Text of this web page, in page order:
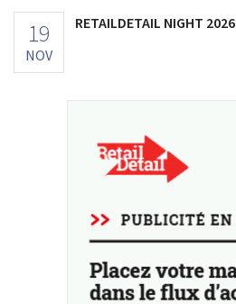
19
NOV
RETAILDETAIL NIGHT 2026